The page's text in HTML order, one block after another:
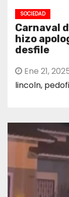
SOCIEDAD
Carnaval
hizo
desfile
Ene 21,
lincoln,